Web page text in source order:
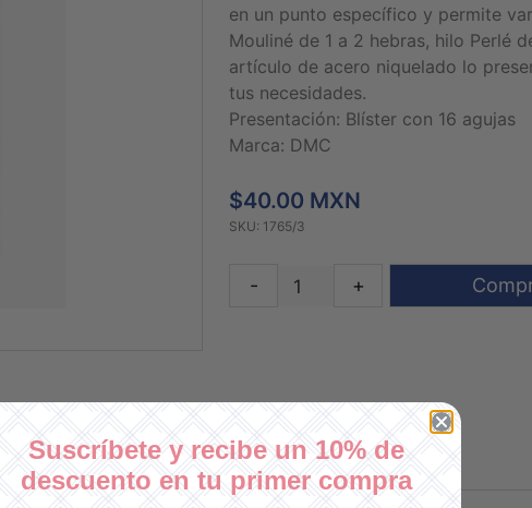
en un punto específico y permite
Mouliné de 1 a 2 hebras, hilo Perlé
artículo de acero niquelado lo
tus necesidades.
Presentación: Blíster con 16 agujas
Marca: DMC
$40.00 MXN
SKU: 1765/3
- +
Suscríbete y recibe un 10% de
descuento en tu primer compra